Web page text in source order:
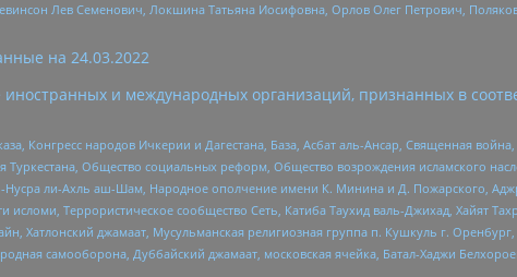
Лев Семенович, Локшина Татьяна Иосифовна, Орлов Олег Петрович,
на 24.03.2022
и международных организаций, признанных в
народов Ичкерии и Дагестана, База, Асбат аль-Ансар, Священная
Общество социальных реформ, Общество возрождения исламского
Нусра ли-Ахль аш-Шам, Народное ополчение имени К. Минина и Д. Пожарского,
исломи, Террористическое сообщество Сеть, Катиба Таухид валь-Джихад, Хайят
Хатлонский джамаат, Мусульманская религиозная группа п. Кушкуль г.
самооборона, Дуббайский джамаат, московская ячейка, Батал-Хаджи